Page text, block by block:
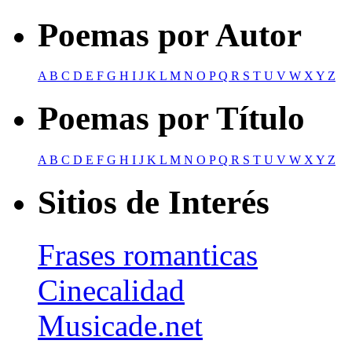
Poemas por Autor
AB C D E F G H I J K L M N O PQ R S T U V W XY Z
Poemas por Título
A B C D E F G H I J K L M N O PQ R S T U V W X Y Z
Sitios de Interés
Frases romanticas
Cinecalidad
Musicade.net